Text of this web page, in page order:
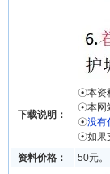
下载说明：
☉本资
☉本网
☉没有
☉如果
资料价格：
50元。